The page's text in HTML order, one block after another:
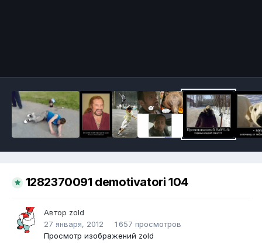
1282370091 demotivatori 104
Автор zold
27 января, 2012
1 657 просмотров
Просмотр изображений zold